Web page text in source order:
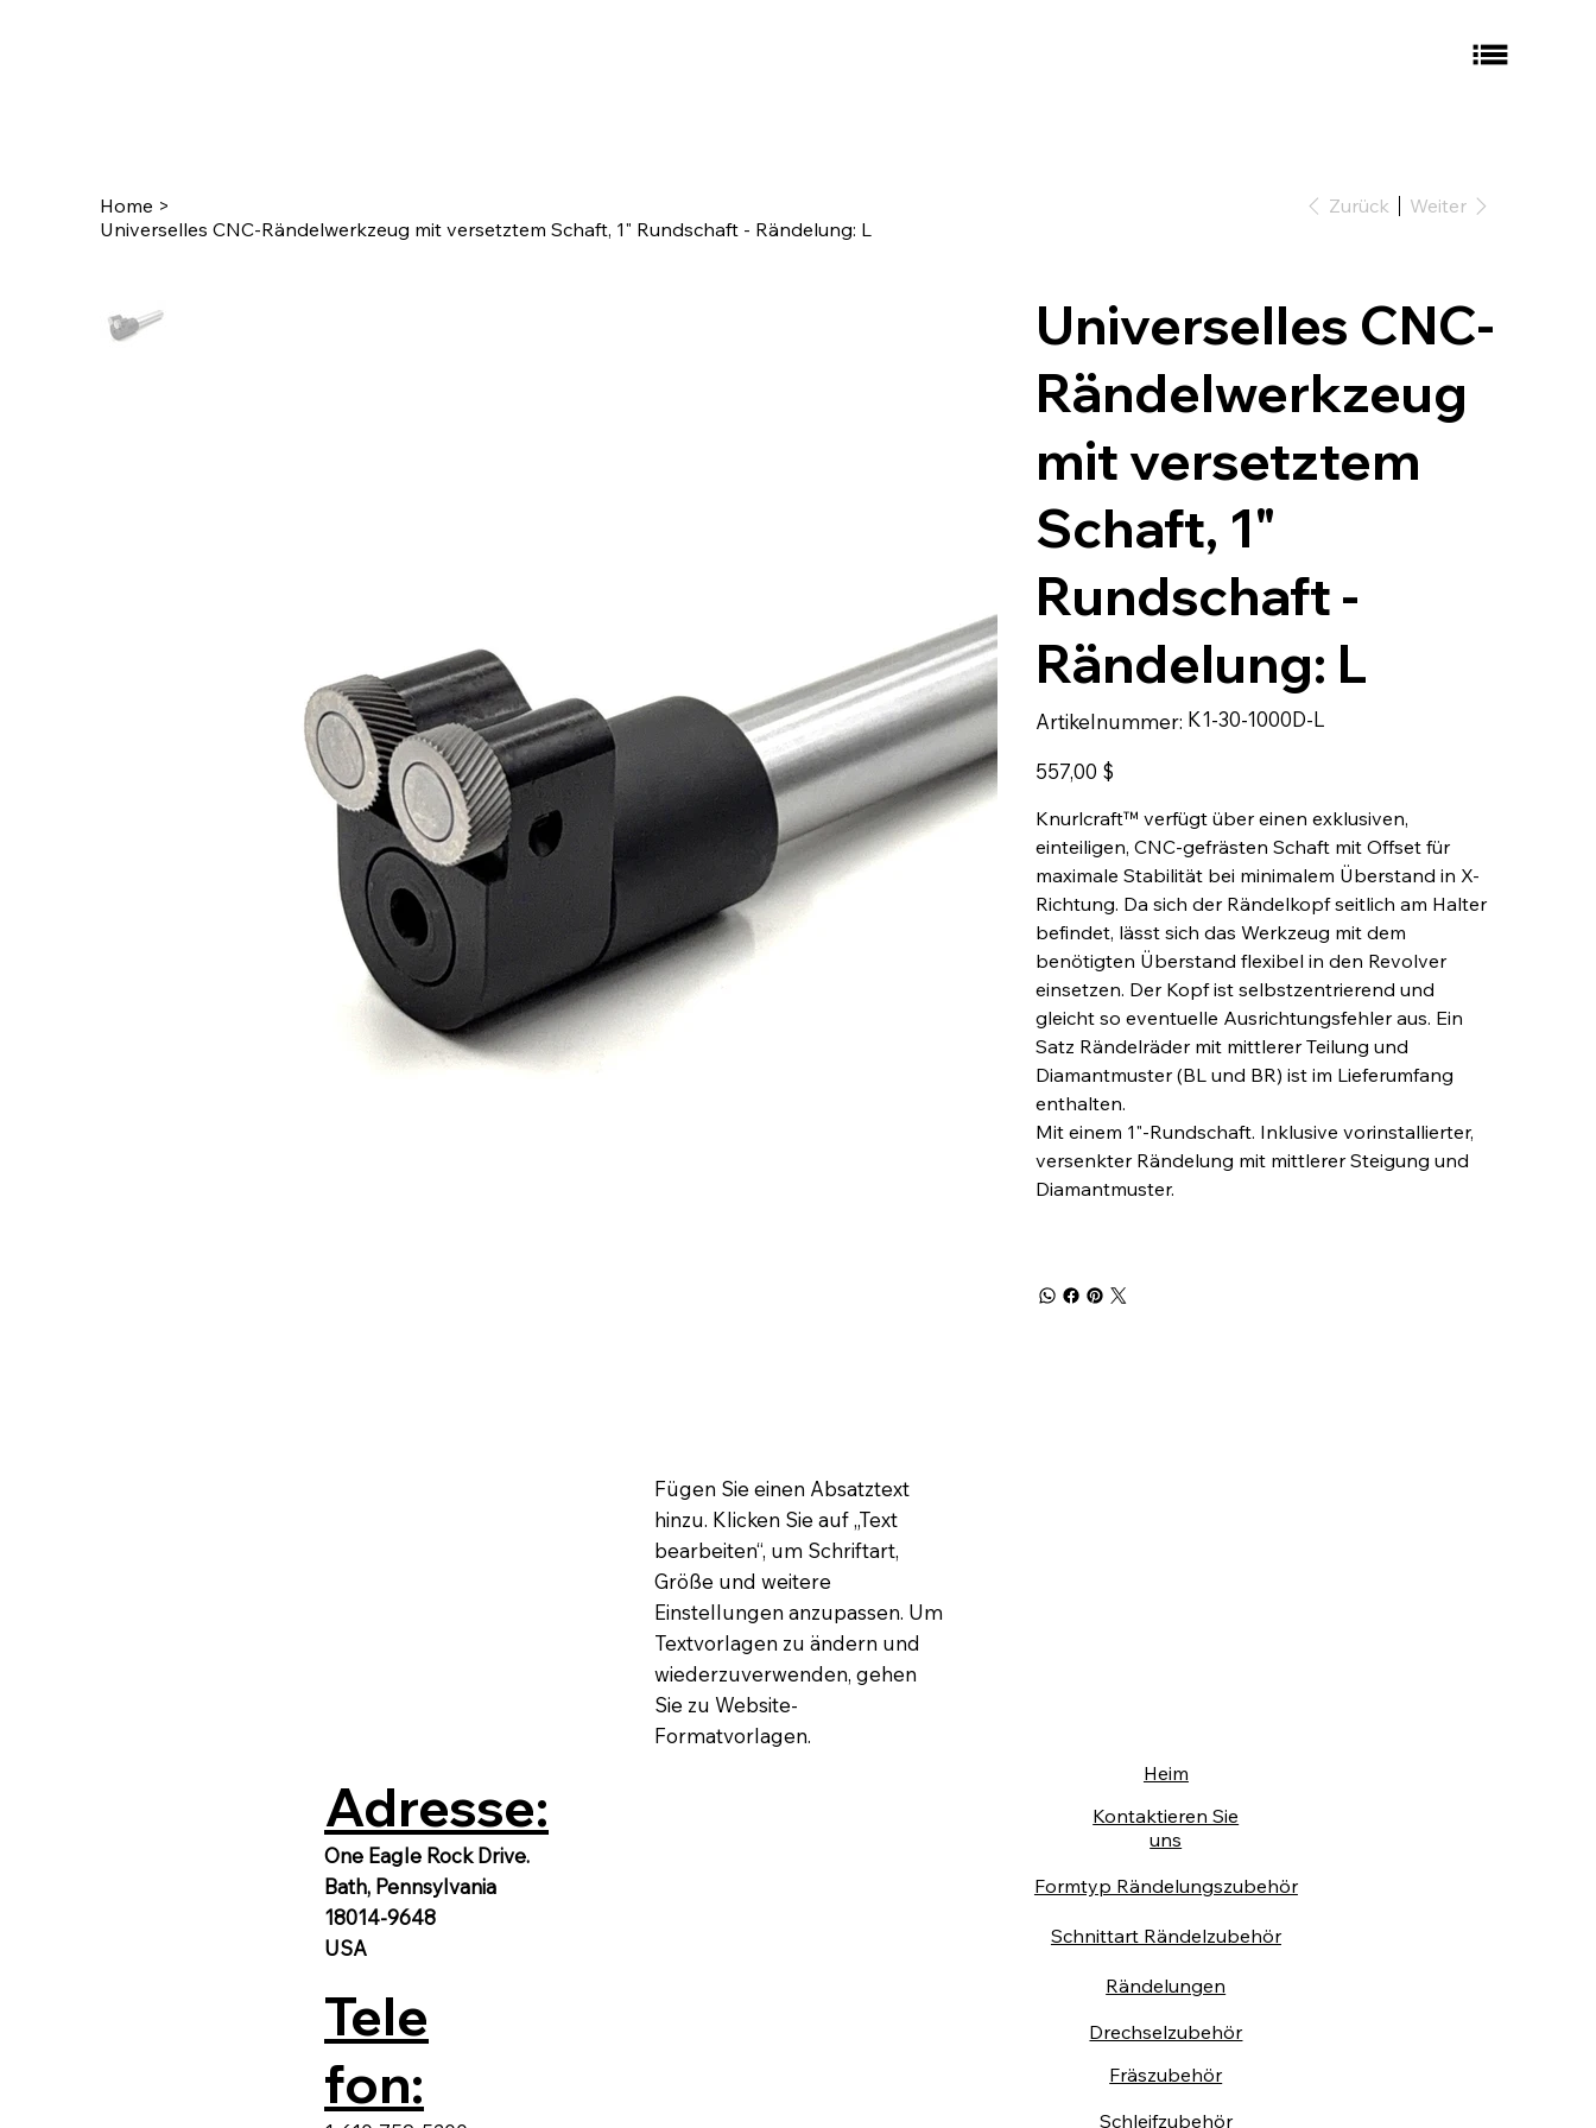
Home >
Universelles CNC-Rändelwerkzeug mit versetztem Schaft, 1" Rundschaft - Rändelung: L
Zurück Weiter
Universelles CNC-
Rändelwerkzeug
mit versetztem
Schaft, 1"
Rundschaft -
Rändelung: L
Artikelnummer: Artikelnummer:
K1-
K1-30-1000D-L
Preis
557,00 $
Knurlcraft™ verfügt über einen exklusiven,
einteiligen, CNC-gefrästen Schaft mit Offset für
maximale Stabilität bei minimalem Überstand in X-
Richtung. Da sich der Rändelkopf seitlich am Halter
befindet, lässt sich das Werkzeug mit dem
benötigten Überstand flexibel in den Revolver
einsetzen. Der Kopf ist selbstzentrierend und
gleicht so eventuelle Ausrichtungsfehler aus. Ein
Satz Rändelräder mit mittlerer Teilung und
Diamantmuster (BL und BR) ist im Lieferumfang
enthalten.
Mit einem 1"-Rundschaft. Inklusive vorinstallierter,
versenkter Rändelung mit mittlerer Steigung und
Diamantmuster.
Fügen Sie einen Absatztext
hinzu. Klicken Sie auf „Text
bearbeiten“, um Schriftart,
Größe und weitere
Einstellungen anzupassen. Um
Textvorlagen zu ändern und
wiederzuverwenden, gehen
Sie zu Website-
Formatvorlagen.
Adresse:
One Eagle Rock Drive.
Bath, Pennsylvania
18014-9648
USA
Tele
fon:
Heim
Kontaktieren Sie
uns
Formtyp Rändelungszubehör
Schnittart Rändelzubehör
Rändelungen
Drechselzubehör
Fräszubehör
Schleifzubehör